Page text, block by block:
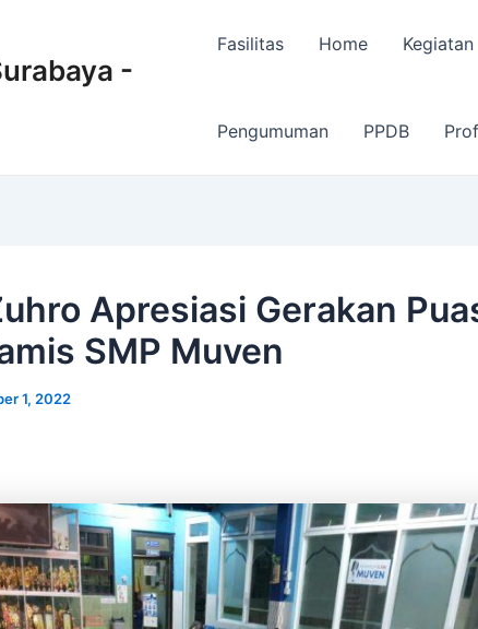
-
Fasilitas Home Kegiatan
Pengumuman PPDB
Apresiasi Gerakan
SMP Muven
1, 2022